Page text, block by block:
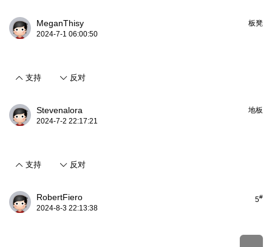
板凳
MeganThisy
2024-7-1 06:00:50
支持 反对
地板
Stevenalora
2024-7-2 22:17:21
支持 反对
5#
RobertFiero
2024-8-3 22:13:38